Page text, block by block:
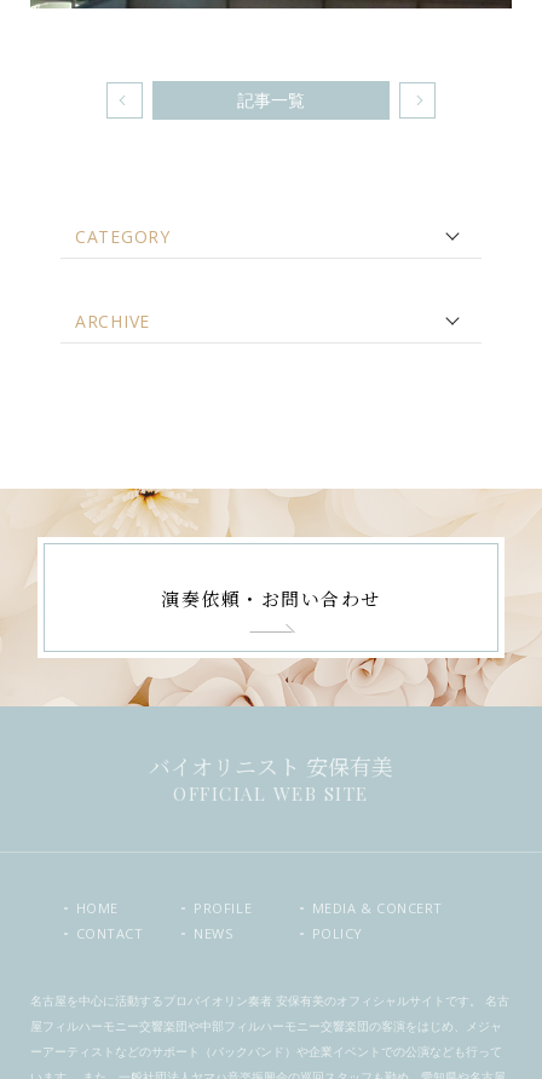
記事一覧
CATEGORY
ARCHIVE
演奏依頼・お問い合わせ
バイオリニスト 安保有美
OFFICIAL WEB SITE
HOME PROFILE
MEDIA & CONCERT
CONTACT
NEWS POLICY
名古屋を中心に活動するプロバイオリン奏者 安保有美のオフィシャルサイトです。 名古
屋フィルハーモニー交響楽団や中部フィルハーモニー交響楽団の客演をはじめ、メジャ
ーアーティストなどのサポート（バックバンド）や企業イベントでの公演なども行って